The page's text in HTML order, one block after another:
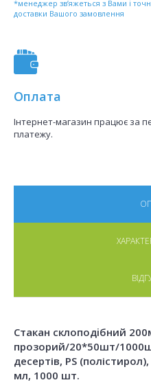
*менеджер зв’яжеться з Вами і
доставки Вашого замовлення
Оплата
Інтернет-магазин працює за
платежу.
Стакан склоподiбний
прозорий/20*50шт/
десертів, PS
мл, 1000 шт.